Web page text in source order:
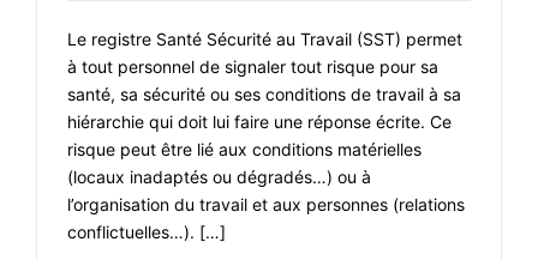
Le registre Santé Sécurité au Travail (SST) permet
à tout personnel de signaler tout risque pour sa
santé, sa sécurité ou ses conditions de travail à sa
hiérarchie qui doit lui faire une réponse écrite. Ce
risque peut être lié aux conditions matérielles
(locaux inadaptés ou dégradés…) ou à
l’organisation du travail et aux personnes (relations
conflictuelles…). […]